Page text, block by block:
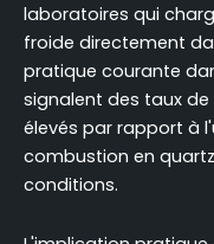
laboratoires qui
froide directement
pratique courante
signalent des taux
élevés par rapport à
combustion en
conditions.